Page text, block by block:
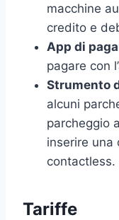
macchine
credito e
App di
pagare con
Strumento
alcuni
parcheggio
inserire una
contactless.
Tariffe